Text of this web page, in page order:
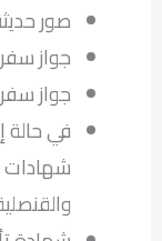
صور
جواز
جواز
في حالة
شهادات